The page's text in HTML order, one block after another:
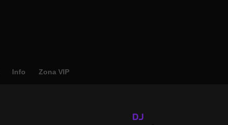
Info Zona VIP
DJ